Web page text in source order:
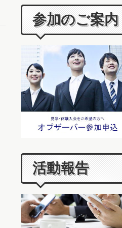
参加のご案内
活動報告